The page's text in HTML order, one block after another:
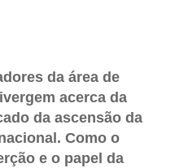
da área de
acerca da
da ascensão da
Como o
e o papel da